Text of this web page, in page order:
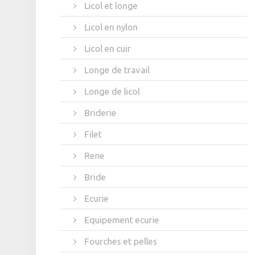
Licol et longe
Licol en nylon
Licol en cuir
Longe de travail
Longe de licol
Briderie
Filet
Rene
Bride
Ecurie
Equipement ecurie
Fourches et pelles